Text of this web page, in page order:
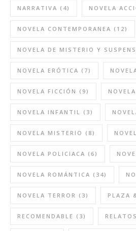
NARRATIVA (4) NOVELA
NOVELA CONTEMPORANEA (12)
NOVELA DE MISTERIO Y
NOVELA ERÓTICA (7)
NOVELA FICCIÓN (9)
NOVELA INFANTIL (3)
NOVELA MISTERIO (8)
NOVELA POLICIACA (6)
NOVELA ROMÁNTICA (34)
NOVELA TERROR (3) PLAZA
RECOMENDABLE (3) RELATOS